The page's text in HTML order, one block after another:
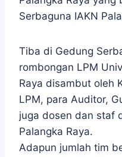
Serbaguna IAKN
Tiba di Gedung
rombongan LPM
Raya disambut oleh
LPM, para Auditor,
juga dosen dan staf
Palangka Raya.
Adapun jumlah tim